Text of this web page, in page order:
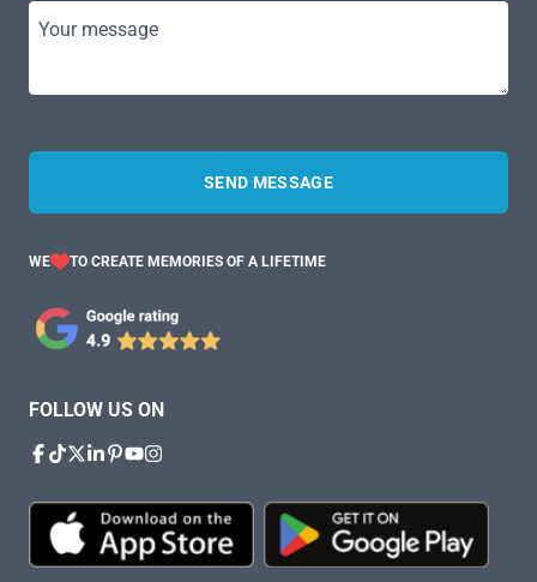
Your message
SEND MESSAGE
WE TO CREATE MEMORIES OF A LIFETIME
FOLLOW US ON